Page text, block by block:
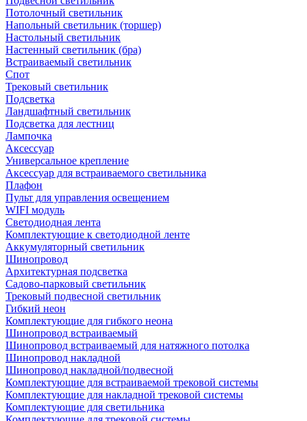
Потолочный светильник
Напольный светильник (торшер)
Настольный светильник
Настенный светильник (бра)
Встраиваемый светильник
Спот
Трековый светильник
Подсветка
Ландшафтный светильник
Подсветка для лестниц
Лампочка
Аксессуар
Универсальное крепление
Аксессуар для встраиваемого светильника
Плафон
Пульт для управления освещением
WIFI модуль
Светодиодная лента
Комплектующие к светодиодной ленте
Аккумуляторный светильник
Шинопровод
Архитектурная подсветка
Садово-парковый светильник
Трековый подвесной светильник
Гибкий неон
Комплектующие для гибкого неона
Шинопровод встраиваемый
Шинопровод встраиваемый для натяжного потолка
Шинопровод накладной
Шинопровод накладной/подвесной
Комплектующие для встраиваемой трековой системы
Комплектующие для накладной трековой системы
Комплектующие для светильника